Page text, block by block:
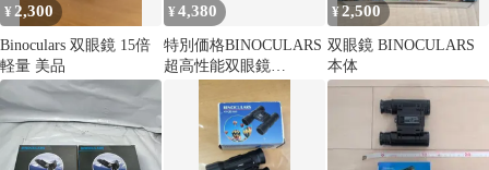
¥ 2,300
Binoculars 双眼鏡 15倍
軽量 美品
¥4,380
特別価格BINOCULARS
超高性能双眼鏡
100X100 未使用
¥2,500
双眼鏡 BINOCULARS
本体